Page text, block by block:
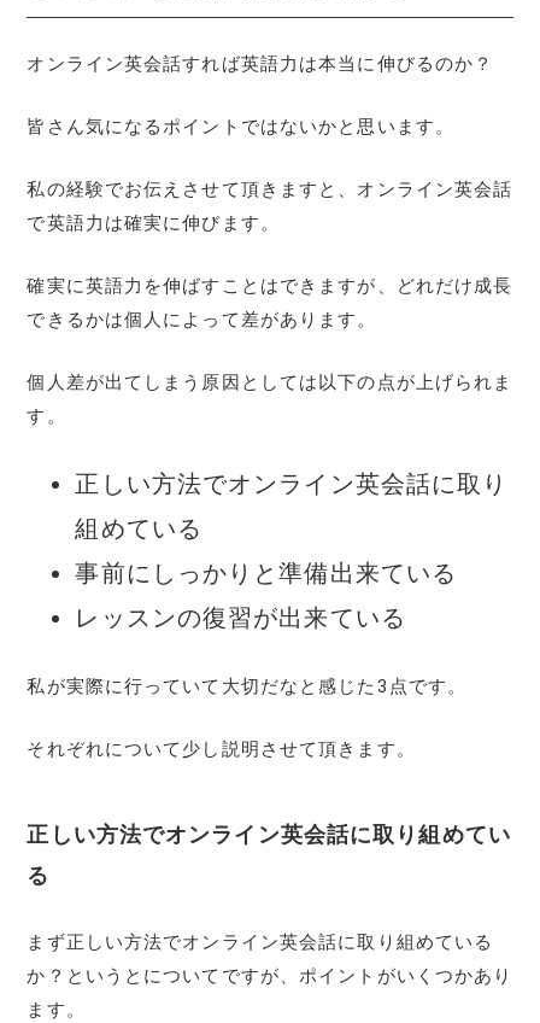
オンライン英会話すれば英語力は本当に伸びるのか？
皆さん気になるポイントではないかと思います。
私の経験でお伝えさせて頂きますと、オンライン英会話
で英語力は確実に伸びます。
確実に英語力を伸ばすことはできますが、どれだけ成長
できるかは個人によって差があります。
個人差が出てしまう原因としては以下の点が上げられま
す。
正しい方法でオンライン英会話に取り
組めている
事前にしっかりと準備出来ている
レッスンの復習が出来ている
私が実際に行っていて大切だなと感じた3点です。
それぞれについて少し説明させて頂きます。
正しい方法でオンライン英会話に取り組めてい
る
まず正しい方法でオンライン英会話に取り組めている
か？というとについてですが、ポイントがいくつかあり
ます。